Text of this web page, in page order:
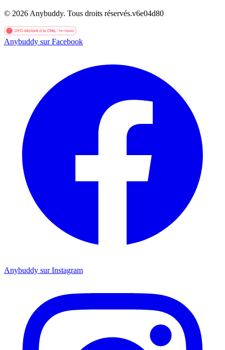
© 2026 Anybuddy. Tous droits réservés.v6e04d80
Anybuddy sur Facebook
Anybuddy sur Instagram